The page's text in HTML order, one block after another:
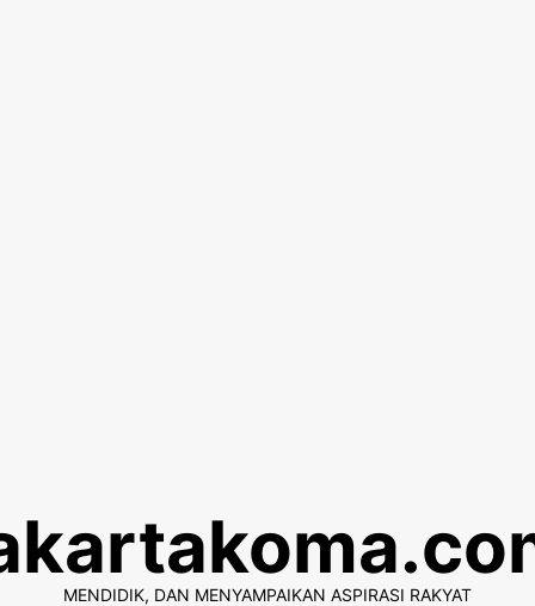
content
MENDIDIK, DAN MENYAMPAIKAN ASPIRASI RAKYAT